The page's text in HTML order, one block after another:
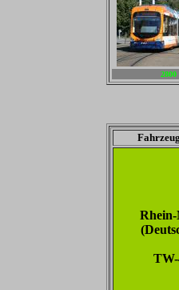
2800
TW-